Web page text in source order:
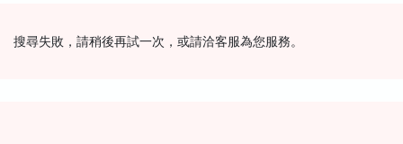
搜尋失敗，請稍後再試一次，或請洽客服為您服務。